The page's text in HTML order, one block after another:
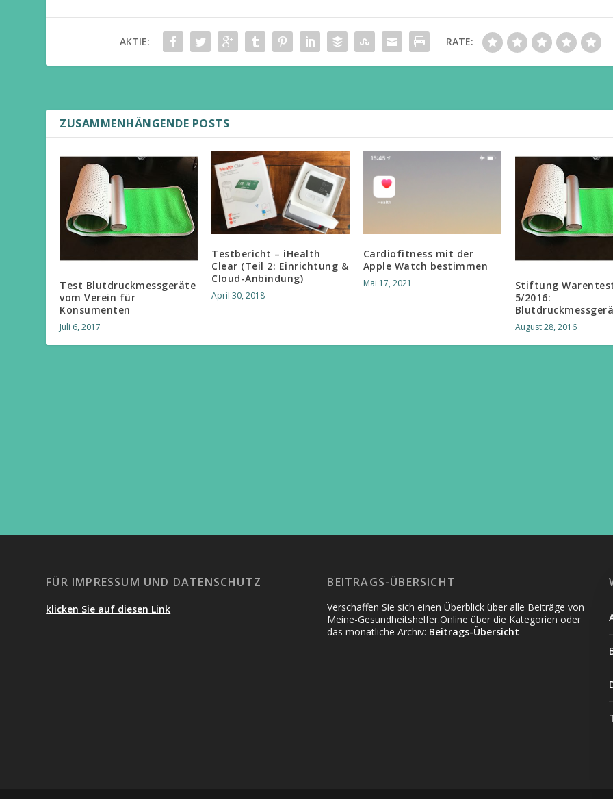
AKTIE: RATE:
ZUSAMMENHÄNGENDE POSTS
Test Blutdruckmessgeräte
vom Verein für
Konsumenten
Juli 6, 2017
Testbericht – iHealth
Clear (Teil 2: Einrichtung &
Cloud-Anbindung)
April 30, 2018
Cardiofitness mit der
Apple Watch bestimmen
Mai 17, 2021
Stiftung
5/2016:
August 28, 2016
FÜR IMPRESSUM UND DATENSCHUTZ
klicken Sie auf diesen Link
BEITRAGS-ÜBERSICHT
Verschaffen Sie sich einen Überblick über alle Beiträge von
Meine-Gesundheitshelfer.Online über die Kategorien oder
das monatliche Archiv: Beitrags-Übersicht